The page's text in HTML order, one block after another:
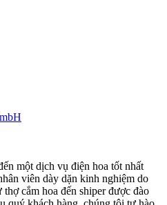
một dịch vụ điện hoa tốt nhất
viên dày dặn kinh nghiệm do
cắm hoa đến shiper được đào